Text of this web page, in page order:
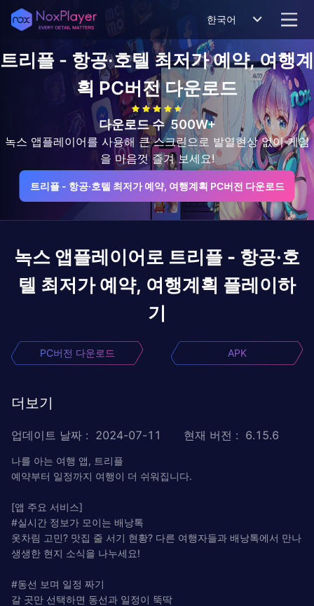
한국어
트리플 - 항공·호텔 최저가 예약, 여행계
획 PC버전 다운로드
다운로드 수 500W+
녹스 앱플레이어를 사용해 큰 스크린으로 발열현상 없이 게임
을 마음껏 즐겨 보세요!
트리플 - 항공·호텔 최저가 예약, 여행계획 PC버전 다운로드
녹스 앱플레이어로 트리플 - 항공·호
텔 최저가 예약, 여행계획 플레이하
기
PC버전 다운로드 APK
더보기
업데이트 날짜 : 2024-07-11 현재 버전 : 6.15.6
나를 아는 여행 앱, 트리플
예약부터 일정까지 여행이 더 쉬워집니다.
[앱 주요 서비스]
#실시간 정보가 모이는 배낭톡
옷차림 고민? 맛집 줄 서기 현황? 다른 여행자들과 배낭톡에서 만나
생생한 현지 소식을 나누세요!
#동선 보며 일정 짜기
갈 곳만 선택하면 동선과 일정이 뚝딱